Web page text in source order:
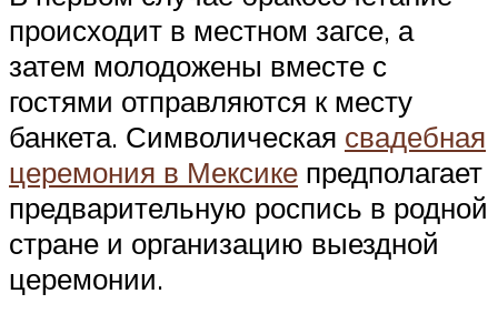
происходит в местном загсе, а
затем молодожены вместе с
гостями отправляются к месту
банкета. Символическая свадебная
церемония в Мексике предполагает
предварительную роспись в родной
стране и организацию выездной
церемонии.